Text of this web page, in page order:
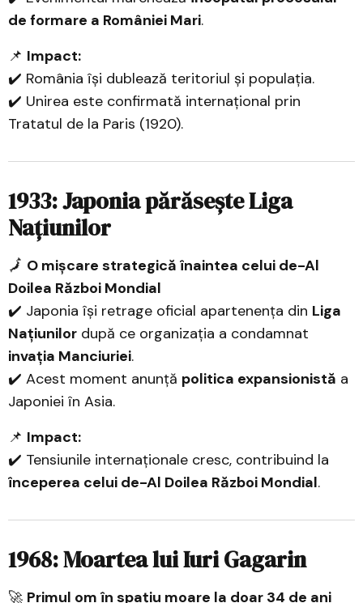
de formare a României Mari.
📌 Impact:
✔️ România își dublează teritoriul și populația.
✔️ Unirea este confirmată internațional prin
Tratatul de la Paris (1920).
1933: Japonia părăsește Liga
Națiunilor
🗾 O mișcare strategică înaintea celui de-Al
Doilea Război Mondial
✔️ Japonia își retrage oficial apartenența din Liga
Națiunilor după ce organizația a condamnat
invația Manciuriei.
✔️ Acest moment anunță politica expansionistă a
Japoniei în Asia.
📌 Impact:
✔️ Tensiunile internaționale cresc, contribuind la
începerea celui de-Al Doilea Război Mondial.
1968: Moartea lui Iuri Gagarin
🚀 Primul om în spațiu moare la doar 34 de ani